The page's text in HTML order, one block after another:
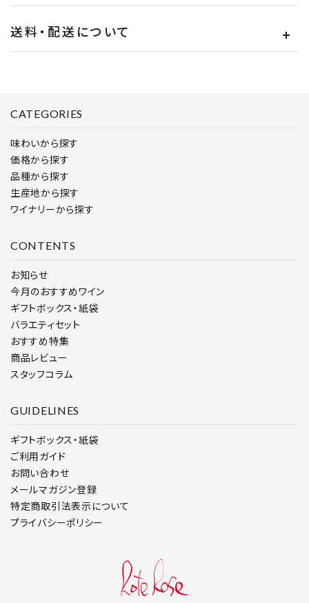
送料・配送について
CATEGORIES
味わいから探す
価格から探す
品種から探す
生産地から探す
ワイナリーから探す
CONTENTS
お知らせ
今月のおすすめワイン
ギフトボックス・紙袋
バラエティセット
おすすめ特集
商品レビュー
スタッフコラム
GUIDELINES
ギフトボックス・紙袋
ご利用ガイド
お問い合わせ
メールマガジン登録
特定商取引法表示について
プライバシーポリシー